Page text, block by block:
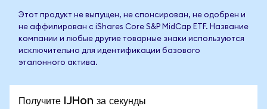
Этот продукт не выпущен, не спонсирован, не одобрен и
не аффилирован с iShares Core S&P MidCap ETF. Название
компании и любые другие товарные знаки используются
исключительно для идентификации базового
эталонного актива.
Получите IJHon за секунды